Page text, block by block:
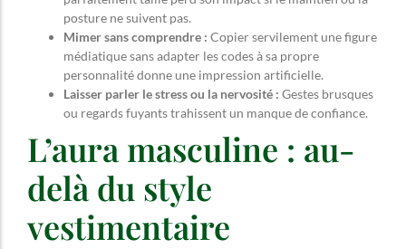
posture ne suivent pas.
Mimer sans comprendre : Copier servilement une figure
médiatique sans adapter les codes à sa propre
personnalité donne une impression artificielle.
Laisser parler le stress ou la nervosité : Gestes brusques
ou regards fuyants trahissent un manque de confiance.
L’aura masculine : au-
delà du style
vestimentaire